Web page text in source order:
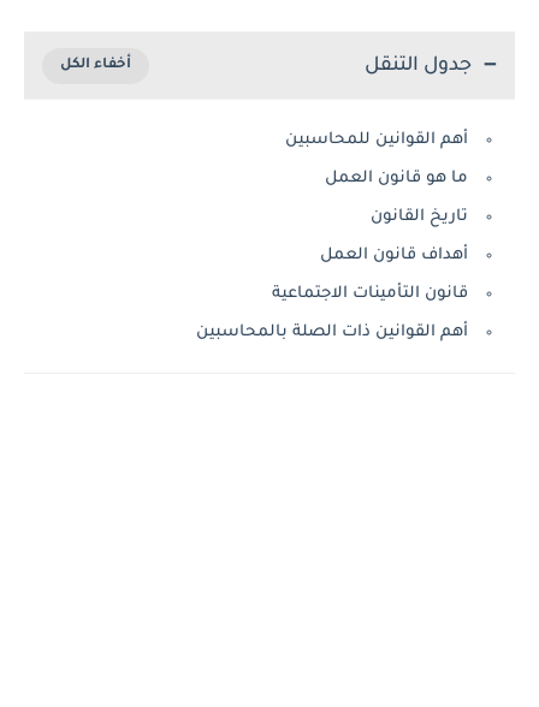
جدول التنقل
أهم القوانين للمحاسبين
ما هو قانون العمل
تاريخ القانون
أهداف قانون العمل
قانون التأمينات الاجتماعية
أهم القوانين ذات الصلة بالمحاسبين